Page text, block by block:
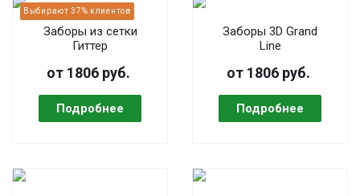
Заборы из сетки
Гиттер
от 1806 руб.
Заборы 3D Grand
Line
от 1806 руб.